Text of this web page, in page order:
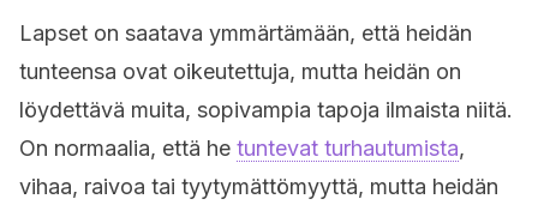
Lapset on saatava ymmärtämään, että heidän
tunteensa ovat oikeutettuja, mutta heidän on
löydettävä muita, sopivampia tapoja ilmaista niitä.
On normaalia, että he tuntevat turhautumista,
vihaa, raivoa tai tyytymättömyyttä, mutta heidän